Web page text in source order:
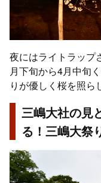
夜にはライトラップ
月下旬から4月中旬
りが優しく桜を照ら
三嶋大社の
る！三嶋大祭